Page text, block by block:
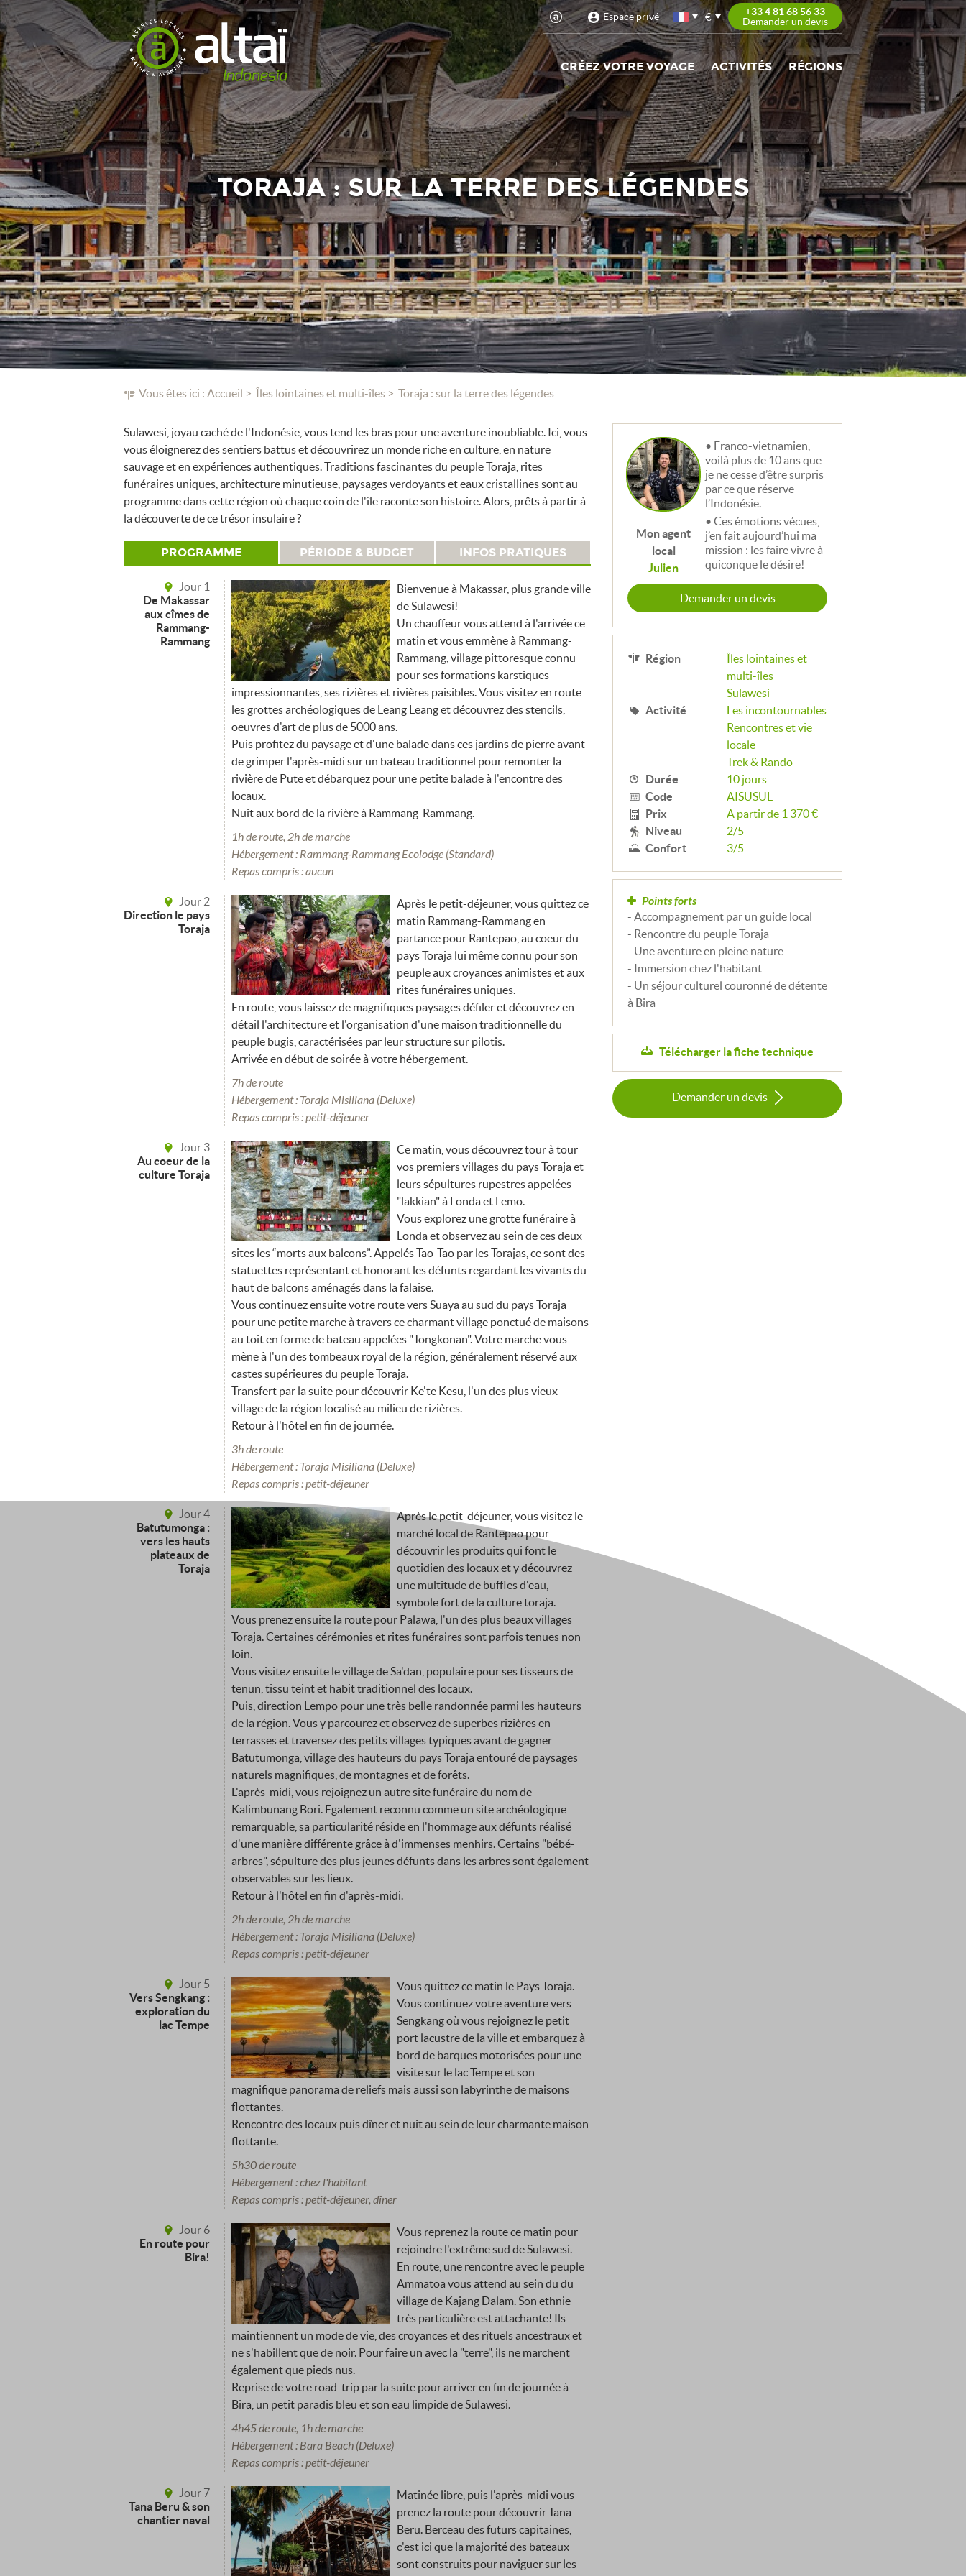
Espace privé €
+33 4 81 68 56 33
Demander un devis
CRÉEZ VOTRE VOYAGE ACTIVITÉS RÉGIONS
Vous êtes ici : Accueil Îles lointaines et multi-îles Toraja : sur la terre des légendes
TORAJA : SUR LA TERRE DES LÉGENDES
Sulawesi, joyau caché de l'Indonésie, vous tend les bras pour une aventure inoubliable. Ici, vous
vous éloignerez des sentiers battus et découvrirez un monde riche en culture, en nature
sauvage et en expériences authentiques. Traditions fascinantes du peuple Toraja, rites
funéraires uniques, architecture minutieuse, paysages verdoyants et eaux cristallines sont au
programme dans cette région où chaque coin de l'île raconte son histoire. Alors, prêts à partir à
la découverte de ce trésor insulaire ?
PROGRAMME PÉRIODE & BUDGET INFOS PRATIQUES
Jour 1
De Makassar
aux cîmes de
Rammang-
Rammang
Bienvenue à Makassar, plus grande ville
de Sulawesi!
Un chauffeur vous attend à l'arrivée ce
matin et vous emmène à Rammang-
Rammang, village pittoresque connu
pour ses formations karstiques
impressionnantes, ses rizières et rivières paisibles. Vous visitez en route
les grottes archéologiques de Leang Leang et découvrez des stencils,
oeuvres d'art de plus de 5000 ans.
Puis profitez du paysage et d'une balade dans ces jardins de pierre avant
de grimper l'après-midi sur un bateau traditionnel pour remonter la
rivière de Pute et débarquez pour une petite balade à l'encontre des
locaux.
Nuit aux bord de la rivière à Rammang-Rammang.
1h de route, 2h de marche
Hébergement : Rammang-Rammang Ecolodge (Standard)
Repas compris : aucun
Jour 2
Direction le pays
Toraja
Après le petit-déjeuner, vous quittez ce
matin Rammang-Rammang en
partance pour Rantepao, au coeur du
pays Toraja lui même connu pour son
peuple aux croyances animistes et aux
rites funéraires uniques.
En route, vous laissez de magnifiques paysages défiler et découvrez en
détail l'architecture et l'organisation d'une maison traditionnelle du
peuple bugis, caractérisées par leur structure sur pilotis.
Arrivée en début de soirée à votre hébergement.
7h de route
Hébergement : Toraja Misiliana (Deluxe)
Repas compris : petit-déjeuner
Jour 3
Au coeur de la
culture Toraja
Ce matin, vous découvrez tour à tour
vos premiers villages du pays Toraja et
leurs sépultures rupestres appelées
"lakkian" à Londa et Lemo.
Vous explorez une grotte funéraire à
Londa et observez au sein de ces deux
sites les “morts aux balcons”. Appelés Tao-Tao par les Torajas, ce sont des
statuettes représentant et honorant les défunts regardant les vivants du
haut de balcons aménagés dans la falaise.
Vous continuez ensuite votre route vers Suaya au sud du pays Toraja
pour une petite marche à travers ce charmant village ponctué de maisons
au toit en forme de bateau appelées "Tongkonan". Votre marche vous
mène à l'un des tombeaux royal de la région, généralement réservé aux
castes supérieures du peuple Toraja.
Transfert par la suite pour découvrir Ke'te Kesu, l'un des plus vieux
village de la région localisé au milieu de rizières.
Retour à l'hôtel en fin de journée.
3h de route
Hébergement : Toraja Misiliana (Deluxe)
Repas compris : petit-déjeuner
Jour 4
Batutumonga :
vers les hauts
plateaux de
Toraja
Après le petit-déjeuner, vous visitez le
marché local de Rantepao pour
découvrir les produits qui font le
quotidien des locaux et y découvrez
une multitude de buffles d'eau,
symbole fort de la culture toraja.
Vous prenez ensuite la route pour Palawa, l'un des plus beaux villages
Toraja. Certaines cérémonies et rites funéraires sont parfois tenues non
loin.
Vous visitez ensuite le village de Sa'dan, populaire pour ses tisseurs de
tenun, tissu teint et habit traditionnel des locaux.
Puis, direction Lempo pour une très belle randonnée parmi les hauteurs
de la région. Vous y parcourez et observez de superbes rizières en
terrasses et traversez des petits villages typiques avant de gagner
Batutumonga, village des hauteurs du pays Toraja entouré de paysages
naturels magnifiques, de montagnes et de forêts.
L'après-midi, vous rejoignez un autre site funéraire du nom de
Kalimbunang Bori. Egalement reconnu comme un site archéologique
remarquable, sa particularité réside en l'hommage aux défunts réalisé
d'une manière différente grâce à d'immenses menhirs. Certains "bébé-
arbres", sépulture des plus jeunes défunts dans les arbres sont également
observables sur les lieux.
Retour à l'hôtel en fin d'après-midi.
2h de route, 2h de marche
Hébergement : Toraja Misiliana (Deluxe)
Repas compris : petit-déjeuner
Jour 5
Vers Sengkang :
exploration du
lac Tempe
Vous quittez ce matin le Pays Toraja.
Vous continuez votre aventure vers
Sengkang où vous rejoignez le petit
port lacustre de la ville et embarquez à
bord de barques motorisées pour une
visite sur le lac Tempe et son
magnifique panorama de reliefs mais aussi son labyrinthe de maisons
flottantes.
Rencontre des locaux puis dîner et nuit au sein de leur charmante maison
flottante.
5h30 de route
Hébergement : chez l'habitant
Repas compris : petit-déjeuner, dîner
Jour 6
En route pour
Bira!
Vous reprenez la route ce matin pour
rejoindre l'extrême sud de Sulawesi.
En route, une rencontre avec le peuple
Ammatoa vous attend au sein du du
village de Kajang Dalam. Son ethnie
très particulière est attachante! Ils
maintiennent un mode de vie, des croyances et des rituels ancestraux et
ne s'habillent que de noir. Pour faire un avec la "terre", ils ne marchent
également que pieds nus.
Reprise de votre road-trip par la suite pour arriver en fin de journée à
Bira, un petit paradis bleu et son eau limpide de Sulawesi.
4h45 de route, 1h de marche
Hébergement : Bara Beach (Deluxe)
Repas compris : petit-déjeuner
Jour 7
Tana Beru & son
chantier naval
Matinée libre, puis l'après-midi vous
prenez la route pour découvrir Tana
Beru. Berceau des futurs capitaines,
c'est ici que la majorité des bateaux
sont construits pour naviguer sur les
Mon agent
local
Julien
Franco-vietnamien,
voilà plus de 10 ans que
je ne cesse d’être surpris
par ce que réserve
l’Indonésie.
Ces émotions vécues,
j’en fait aujourd’hui ma
mission : les faire vivre à
quiconque le désire!
Demander un devis
Région
Îles lointaines et
multi-îles
Sulawesi
Activité
Les incontournables
Rencontres et vie
locale
Trek & Rando
Durée
10 jours
Code
AISUSUL
Prix
A partir de 1 370 €
Niveau
2/5
Confort
3/5
Points forts
- Accompagnement par un guide local
- Rencontre du peuple Toraja
- Une aventure en pleine nature
- Immersion chez l'habitant
- Un séjour culturel couronné de détente
à Bira
Télécharger la fiche technique
Demander un devis